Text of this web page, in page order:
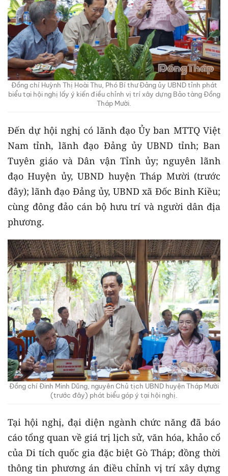
Đồng chí Huỳnh Thị Hoài Thu, Phó Bí thư Đảng ủy UBND tỉnh phát
biểu tại hội nghị lấy ý kiến điều chỉnh vị trí xây dựng Bảo tàng Đồng
Tháp Mười.
Đến dự hội nghị có lãnh đạo Ủy ban MTTQ Việt
Nam tỉnh, lãnh đạo Đảng ủy UBND tỉnh; Ban
Tuyên giáo và Dân vận Tỉnh ủy; nguyên lãnh
đạo Huyện ủy, UBND huyện Tháp Mười (trước
đây); lãnh đạo Đảng ủy, UBND xã Đốc Binh Kiều;
cùng đông đảo cán bộ hưu trí và người dân địa
phương.
Đồng chí Đinh Minh Dũng, nguyên Chủ tịch UBND huyện Tháp Mười
(trước đây) phát biểu góp ý tại hội nghị.
Tại hội nghị, đại diện ngành chức năng đã báo
cáo tổng quan về giá trị lịch sử, văn hóa, khảo cổ
của Di tích quốc gia đặc biệt Gò Tháp; đồng thời
thông tin phương án điều chỉnh vị trí xây dựng